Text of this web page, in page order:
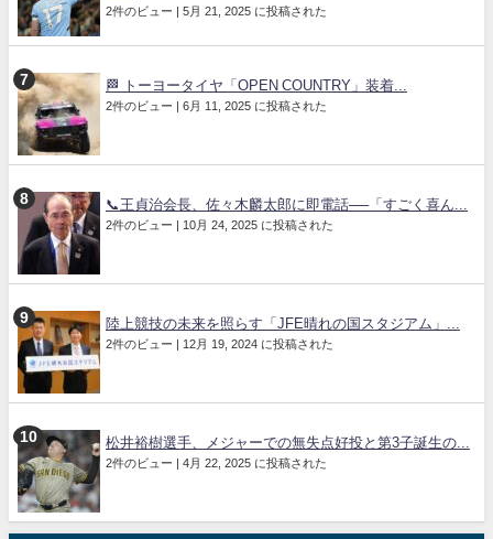
2件のビュー 5月 21, 2025 に投稿された
🏁 トーヨータイヤ「OPEN COUNTRY」装着...
2件のビュー 6月 11, 2025 に投稿された
📞王貞治会長、佐々木麟太郎に即電話──「すごく喜ん...
2件のビュー 10月 24, 2025 に投稿された
陸上競技の未来を照らす「JFE晴れの国スタジアム」...
2件のビュー 12月 19, 2024 に投稿された
松井裕樹選手、メジャーでの無失点好投と第3子誕生の...
2件のビュー 4月 22, 2025 に投稿された